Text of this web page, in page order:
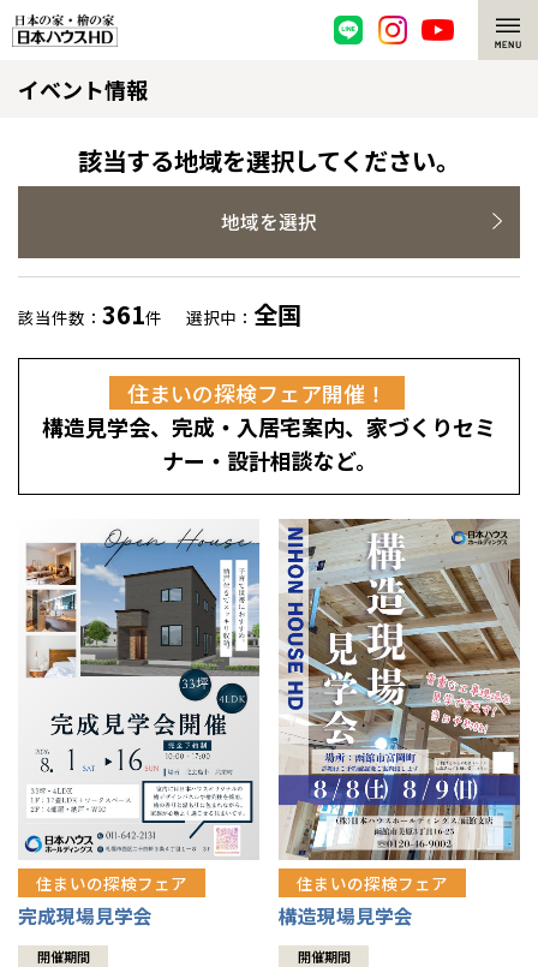
脱炭素・檜の家
環境にやさしい、脱炭素社会の住宅
耐震構造
高耐久住宅
高断熱・高気密の家
エネルギー自給自足
感謝訪問・長期保証
直営工事
1メーターモジュール
冷暖房標準装備
24時間対応コールセンター
デザイン賞各種受賞
セントラルヒーティング
選ばれる理由
檜の魅力 トップ
檜と日本人
1000年を超えて生きる檜
知られざる檜の効果・作用
理想の木材「檜」
注文住宅
グレートステージ
平屋の家
外観・インテリア集
暮らし方提案
住まいのコラム
住まいのお手入れ集
リフォーム トップ
選ばれる理由
リフォームの流れ
介護保険利用で快適リフォーム
賃貸併用住宅のメリット
安心のサポートシステム
展示場案内
分譲住宅・土地
分譲マンション
分譲マンション トップ
ワザックとは
高い信頼性
安心の管理体制
ギャラリー
会社情報
会社情報 トップ
ニュースリリース
代表ごあいさつ
お問い合わせ
会員サイト
イベント情報
該当する地域を選択してください。
地域を選択
該当件数： 361件 選択中： 全国
住まいの探検フェア開催！
構造見学会、完成・入居宅案内、家づくりセミ
ナー・設計相談など。
住まいの探検フェア
完成現場見学会
開催期間
住まいの探検フェア
構造現場見学会
開催期間